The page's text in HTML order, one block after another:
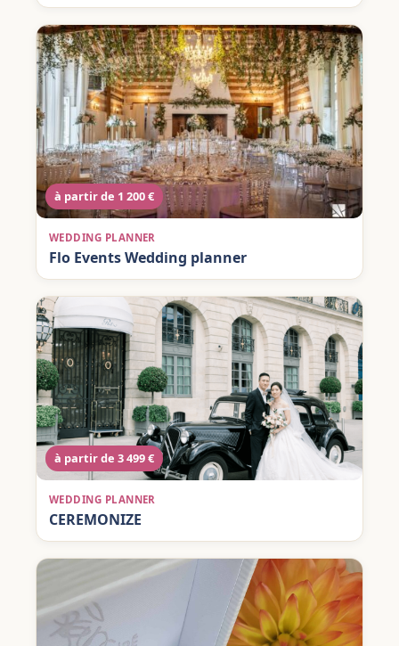
à partir de 1 200 €
WEDDING PLANNER
Flo Events Wedding planner
à partir de 3 499 €
WEDDING PLANNER
CEREMONIZE